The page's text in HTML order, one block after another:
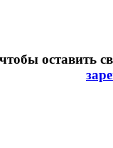
оставить